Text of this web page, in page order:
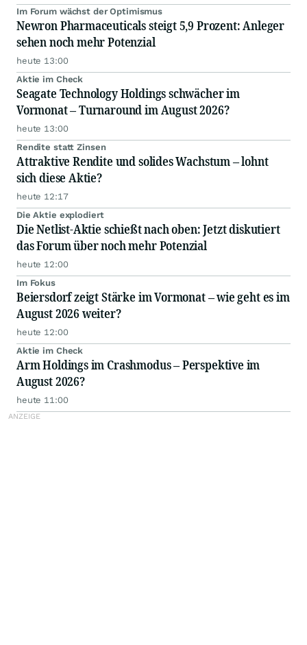
Im Forum wächst der Optimismus
Newron Pharmaceuticals steigt 5,9 Prozent: Anleger
sehen noch mehr Potenzial
heute 13:00
Aktie im Check
Seagate Technology Holdings schwächer im
Vormonat – Turnaround im August 2026?
heute 13:00
Rendite statt Zinsen
Attraktive Rendite und solides Wachstum – lohnt
sich diese Aktie?
heute 12:17
Die Aktie explodiert
Die Netlist-Aktie schießt nach oben: Jetzt diskutiert
das Forum über noch mehr Potenzial
heute 12:00
Im Fokus
Beiersdorf zeigt Stärke im Vormonat – wie geht es im
August 2026 weiter?
heute 12:00
Aktie im Check
Arm Holdings im Crashmodus – Perspektive im
August 2026?
heute 11:00